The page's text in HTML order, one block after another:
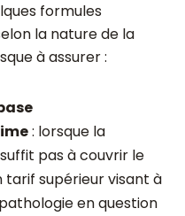
formules
la nature de la
à assurer :
: lorsque la
pas à couvrir le
tarif supérieur visant à
en question